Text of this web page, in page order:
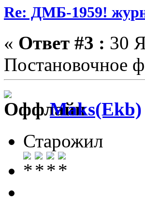
Re: ДМБ-1959!
« Ответ #3 : 30
Постановочное
Maks(Ekb)
Старожил